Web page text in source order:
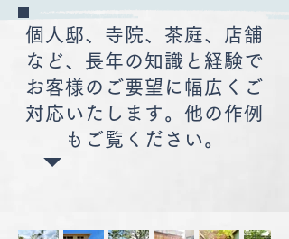
個人邸、寺院、茶庭、店舗
など、長年の知識と経験で
お客様のご要望に幅広くご
対応いたします。他の作例
もご覧ください。